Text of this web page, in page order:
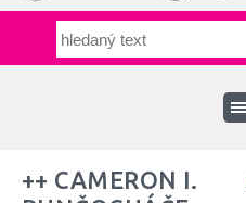
++ CAMERON I.